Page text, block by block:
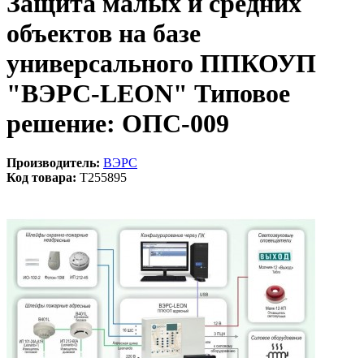
объектов на базе
универсального ППКОУП
"ВЭРС-LEON" Типовое
решение: ОПС-009
Производитель: ВЭРС
Код товара: T255895